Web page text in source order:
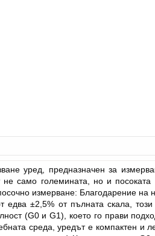
уред, предназначен за
само големината, но и
измерване: Благодарение на
±2,5% от пълната скала,
(G0 и G1), което го прави
среда, уредът е компактен и